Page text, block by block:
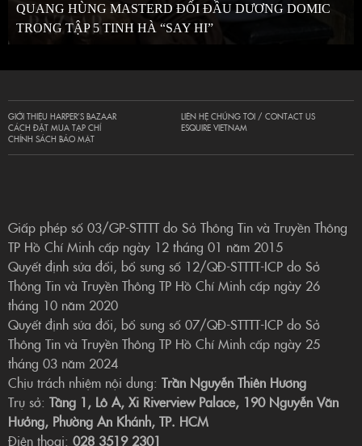
QUANG HÙNG MASTERD ĐỐI ĐẦU DƯƠNG DOMIC
TRONG TẬP 5 TINH HÀ “SAY HI”
GIỚI THIỆU HARPER’S BAZAAR
CÁCH ĐẶT MUA TẠP CHÍ
CHÍNH SÁCH BẢO MẬT
LIÊN HỆ CHÚNG TÔI / CONTACT US
ESQUIRE VIETNAM
Giấp phép số 03/GP-STTTT do Sở Thông Tin và Truyền Thông
TP Hồ Chí Minh cấp ngày 12 tháng 01 năm 2015
Quyết định sửa đổi, bổ sung số 12/QĐ-STTTT-ICP do Sở
Thông Tin và Truyền Thông TP Hồ Chí Minh cấp ngày 26
tháng 10 năm 2020
Quyết định sửa đổi, bổ sung số 07/QĐ-STTTT-ICP do Sở
Thông Tin và Truyền Thông TP Hồ Chí Minh cấp ngày 25
tháng 03 năm 2024
Chịu trách nhiệm nội dung: Trần Nguyễn Thiên Hương
Trụ sở: Tầng 1, Lô A, Xi Riverview Palace, 190 Nguyễn Văn
Hưởng, Phường An Khánh, TP. HCM
Điện thoại: 028 3519 2301